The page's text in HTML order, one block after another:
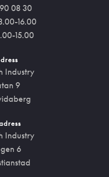
08 30
16.00
15.00
Industry
9
Industry
6